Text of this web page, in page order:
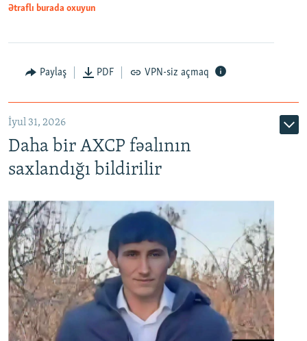
Ətraflı burada oxuyun
Paylaş PDF VPN-siz açmaq
İyul 31, 2026
Daha bir AXCP fəalının
saxlandığı bildirilir